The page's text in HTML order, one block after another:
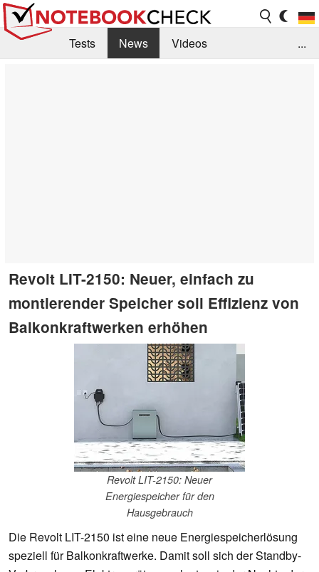
Tests News
Videos
...
Revolt LIT-2150: Neuer, einfach zu
montierender Speicher soll Effizienz von
Balkonkraftwerken erhöhen
Revolt LIT-2150: Neuer
Energiespeicher für den
Hausgebrauch
Die Revolt LIT-2150 ist eine neue Energiespeicherlösung
speziell für Balkonkraftwerke. Damit soll sich der Standby-